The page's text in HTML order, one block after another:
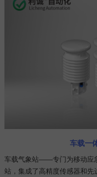
车载一
车载气象站——专门为移动应
站，集成了高精度传感器和